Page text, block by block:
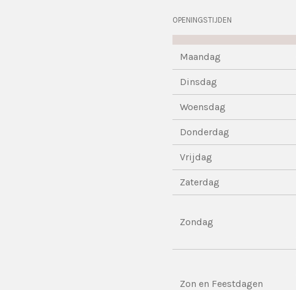
OPENINGSTIJDEN
Maandag
Dinsdag
Woensdag
Donderdag
Vrijdag
Zaterdag
Zondag
Zon en Feestdagen